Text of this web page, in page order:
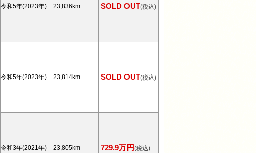
令和5年(2023年) 23,836km SOLD OUT(税込)
令和5年(2023年) 23,814km SOLD OUT(税込)
令和3年(2021年) 23,805km 729.9万円(税込)